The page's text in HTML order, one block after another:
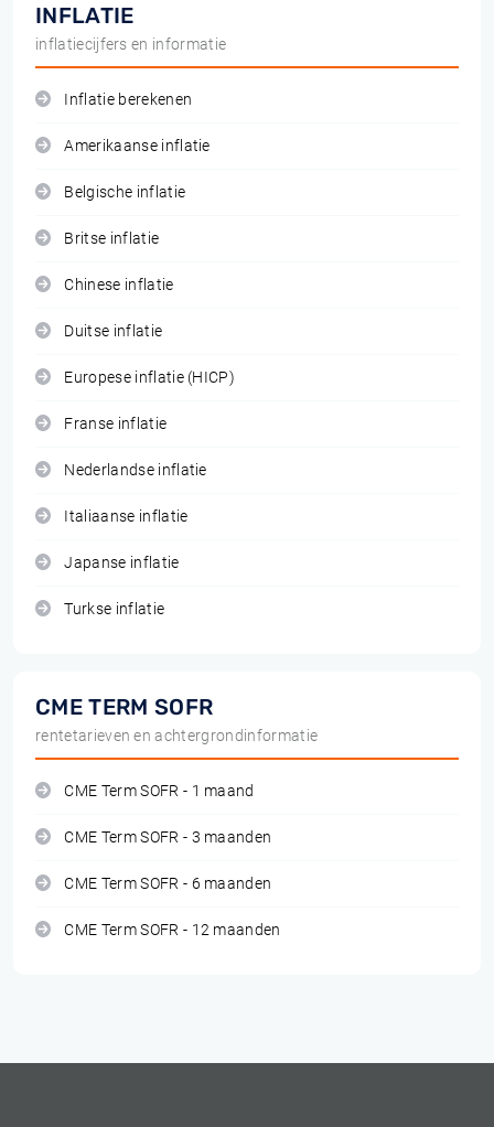
INFLATIE
inflatiecijfers en informatie
Inflatie berekenen
Amerikaanse inflatie
Belgische inflatie
Britse inflatie
Chinese inflatie
Duitse inflatie
Europese inflatie (HICP)
Franse inflatie
Nederlandse inflatie
Italiaanse inflatie
Japanse inflatie
Turkse inflatie
CME TERM SOFR
rentetarieven en achtergrondinformatie
CME Term SOFR - 1 maand
CME Term SOFR - 3 maanden
CME Term SOFR - 6 maanden
CME Term SOFR - 12 maanden